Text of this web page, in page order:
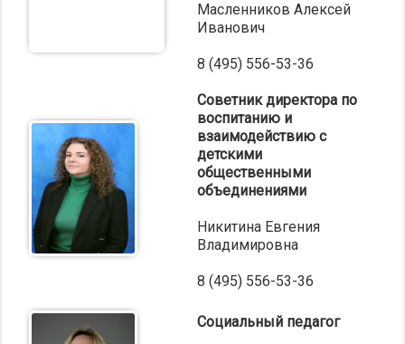
Масленников Алексей
Иванович
8 (495) 556-53-36
Советник директора по
воспитанию и
взаимодействию с
детскими
общественными
объединениями
Никитина Евгения
Владимировна
8 (495) 556-53-36
Социальный педагог